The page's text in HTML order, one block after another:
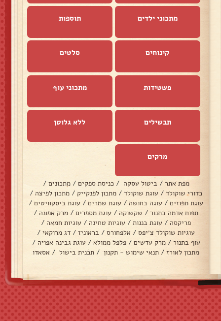
מתכוני ילדים תוספות
קינוחים סלטים
פשטידות מתכוני עוף
תבשילים ללא גלוטן
מרקים
מפת אתר / ביטול עסקה / כניסת ספקים / מתכונים /
כדורי שוקולד / עוגת שוקולד / מתכון לפנקייק / מתכון לפיצה /
עוגת תפוזים / עוגה בחושה / עוגת שמרים / עוגת ביסקוויטים /
תפוח אדמה בתנור / שקשוקה / עוגת מספרים / מרק אפונה /
פריקסה / עוגת בננות / עוגיות טחינה / עוגיות חמאה /
עוגיות שוקולד צ׳יפס / אלפחורס / בראוניז / דג מרוקאי /
עוף בתנור / מרק עדשים / פלפל ממולא / עוגת גבינה אפויה /
מתכון לאורז / תנאי שימוש - תקנון / תכנית בישול / אסאדו